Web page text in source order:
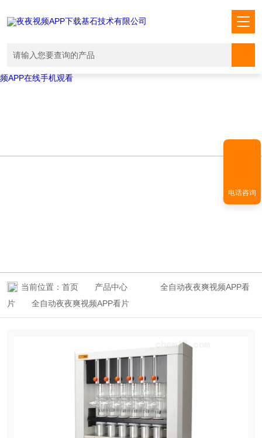
/www/wwwroot/T1.COM/func.phpon line
file_put_contents(./cachefile_yuan/shendoushi.net/cache/38/caa7f/
failed to open stream: No such file or directory in
/www/wwwroot/T1.COM/func.php
夜夜视频APP下载,夜夜爽视频APP看片,夜夜夜风流视频下载APP,夜夜视
频APP在线手机观看
当前位置： 首页 产品中心
全自动夜夜爽视频APP看
片
全自动夜夜爽视频APP看片
电话咨询